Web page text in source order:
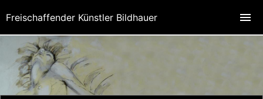
Freischaffender Künstler Bildhauer